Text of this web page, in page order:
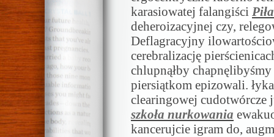
karasiowatej falangiści
deheroizacyjnej czy,
Deflagracyjny
cerebralizację
chlupnąłby
piersiątkom epizowali.
clearingowej cudotwórcze
szkoła nurkowania
kancerujcie igram do,